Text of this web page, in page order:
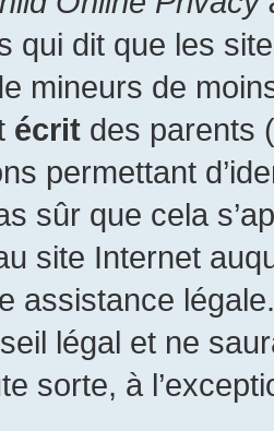
qui dit que les
mineurs de
écrit des parents
permettant
sûr que cela
site Internet
assistance
légal et ne
sorte, à